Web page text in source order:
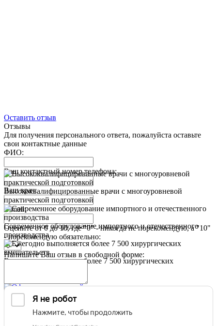
Оставить отзыв
Отзывы
Для получения персонального ответа, пожалуйста оставьте
свои контактные данные
ФИО:
Ваш контактный номер телефона:
Ваш врач:
E-mail:
Оцените от 0 до 10, где "0" - никогда не порекомендую, а "10"
- порекомендую обязательно:
Напишите Ваш отзыв в свободной форме:
Высококвалифицированные врачи с многоуровневой
практической подготовкой
Современное оборудование импортного и отечественного
производства
Ежегодно выполняется более 7 500 хирургических
Областной офтальмологический диспансер
Государственное автономное учреждение здравоохранения
Тюменской области